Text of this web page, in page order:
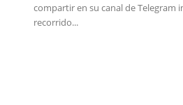
compartir en su canal de Telegram
recorrido...